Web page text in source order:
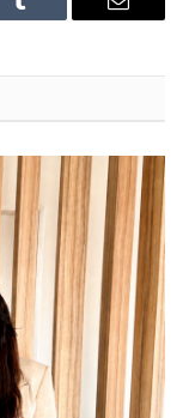
Tumblr Email